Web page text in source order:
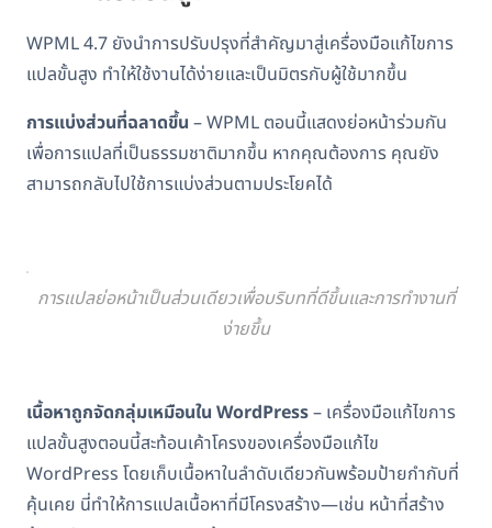
WPML 4.7 ยังนำการปรับปรุงที่สำคัญมาสู่เครื่องมือแก้ไขการ
แปลขั้นสูง ทำให้ใช้งานได้ง่ายและเป็นมิตรกับผู้ใช้มากขึ้น
การแบ่งส่วนที่ฉลาดขึ้น – WPML ตอนนี้แสดงย่อหน้าร่วมกัน
เพื่อการแปลที่เป็นธรรมชาติมากขึ้น หากคุณต้องการ คุณยัง
สามารถกลับไปใช้การแบ่งส่วนตามประโยคได้
การแปลย่อหน้าเป็นส่วนเดียวเพื่อบริบทที่ดีขึ้นและการทำงานที่
ง่ายขึ้น
เนื้อหาถูกจัดกลุ่มเหมือนใน WordPress– เครื่องมือแก้ไขการ
แปลขั้นสูงตอนนี้สะท้อนเค้าโครงของเครื่องมือแก้ไข
WordPress โดยเก็บเนื้อหาในลำดับเดียวกันพร้อมป้ายกำกับที่
คุ้นเคย นี่ทำให้การแปลเนื้อหาที่มีโครงสร้าง—เช่น หน้าที่สร้าง